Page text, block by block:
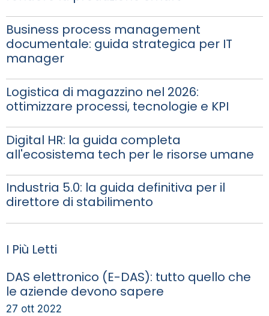
Business process management
documentale: guida strategica per IT
manager
Logistica di magazzino nel 2026:
ottimizzare processi, tecnologie e KPI
Digital HR: la guida completa
all'ecosistema tech per le risorse umane
Industria 5.0: la guida definitiva per il
direttore di stabilimento
I Più Letti
DAS elettronico (E-DAS): tutto quello che
le aziende devono sapere
27 ott 2022